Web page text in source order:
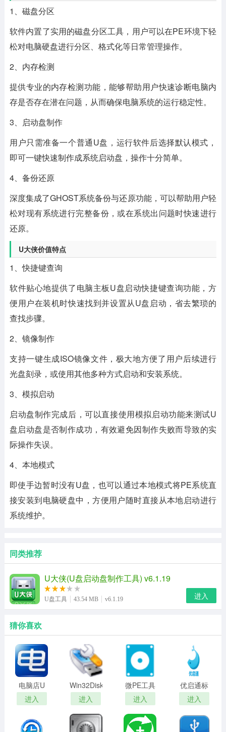
1、磁盘分区
软件内置了实用的磁盘分区工具，用户可以在PE环境下轻
松对电脑硬盘进行分区、格式化等日常管理操作。
2、内存检测
提供专业的内存检测功能，能够帮助用户快速诊断电脑内
存是否存在潜在问题，从而确保电脑系统的运行稳定性。
3、启动盘制作
用户只需准备一个普通U盘，运行软件后选择默认模式，
即可一键快速制作成系统启动盘，操作十分简单。
4、备份还原
深度集成了GHOST系统备份与还原功能，可以帮助用户轻
松对现有系统进行完整备份，或在系统出问题时快速进行
还原。
U大侠价值特点
1、快捷键查询
软件贴心地提供了电脑主板U盘启动快捷键查询功能，方
便用户在装机时快速找到并设置从U盘启动，省去繁琐的
查找步骤。
2、镜像制作
支持一键生成ISO镜像文件，极大地方便了用户后续进行
光盘刻录，或使用其他多种方式启动和安装系统。
3、模拟启动
启动盘制作完成后，可以直接使用模拟启动功能来测试U
盘启动盘是否制作成功，有效避免因制作失败而导致的实
际操作失误。
4、本地模式
即使手边暂时没有U盘，也可以通过本地模式将PE系统直
接安装到电脑硬盘中，方便用户随时直接从本地启动进行
系统维护。
同类推荐
U大侠(U盘启动盘制作工具) v6.1.19
U盘工具 43.54 MB v6.1.19 进入
猜你喜欢
电脑店U
盘启动盘
制作工具
(二合一纪
进入
Win32DiskImager(磁
盘映像工
具)
进入
微PE工具
箱
进入
优启通标
准版
进入